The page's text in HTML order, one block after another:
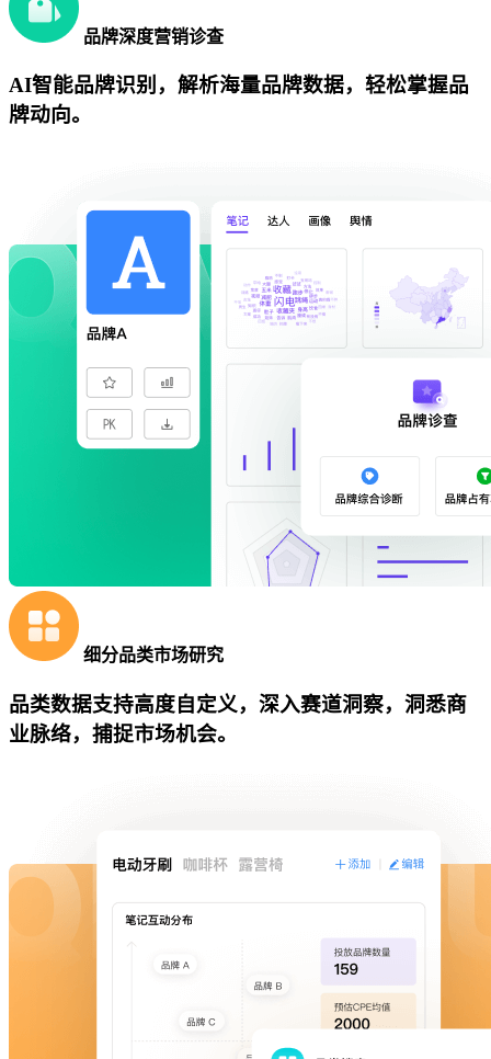
品牌深度营销诊查
AI智能品牌识别，解析海量品牌数据，轻松掌握品
牌动向。
细分品类市场研究
品类数据支持高度自定义，深入赛道洞察，洞悉商
业脉络，捕捉市场机会。